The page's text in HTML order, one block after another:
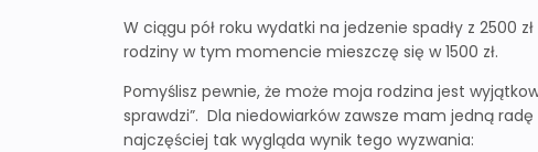
W ciągu pół roku wydatki na jedzenie spadły z 2500
rodziny w tym momencie mieszczę się w 1500 zł.
Pomyślisz pewnie, że może moja rodzina jest
sprawdzi”. Dla niedowiarków zawsze mam jedną
najczęściej tak wygląda wynik tego wyzwania: